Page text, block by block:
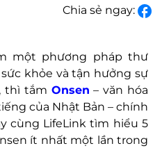
Chia sẻ ngay:
một phương pháp thư
khỏe và tận hưởng sự
thì tắm Onsen – văn hóa
của Nhật Bản – chính
cùng LifeLink tìm hiểu 5
ít nhất một lần trong